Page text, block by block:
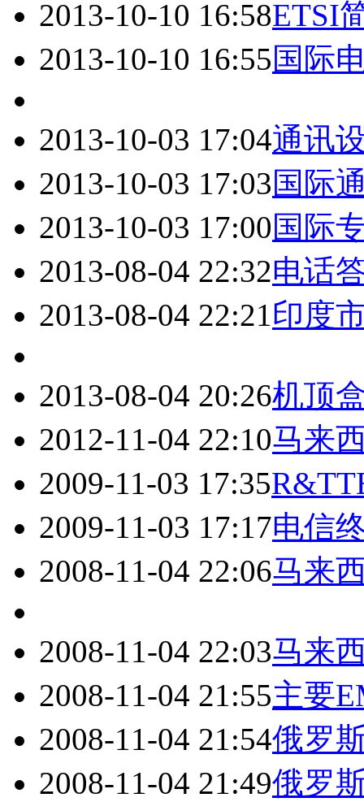
2013-10-10 16:58ETSI
2013-10-10 16:55国际
2013-10-03 17:04通讯
2013-10-03 17:03国际
2013-10-03 17:00国际
2013-08-04 22:32电话
2013-08-04 22:21印度
2013-08-04 20:26机顶
2012-11-04 22:10马来
2009-11-03 17:35
2009-11-03 17:17电信
2008-11-04 22:06马来
2008-11-04 22:03马来
2008-11-04 21:55主要
2008-11-04 21:54俄罗
2008-11-04 21:49俄罗